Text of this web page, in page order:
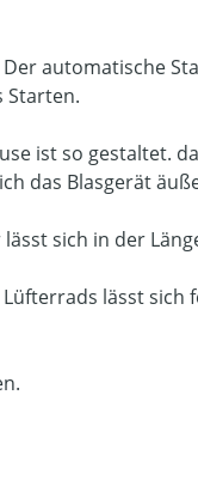
automatische
Starten.
ist so gestaltet.
das Blasgerät
sich in der
lässt